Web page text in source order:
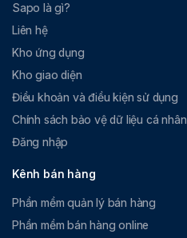
Sapo là gì?
Liên hệ
Kho ứng dụng
Kho giao diện
Điều khoản và điều kiện sử dụng
Chính sách bảo vệ dữ liệu cá nhân
Đăng nhập
Kênh bán hàng
Phần mềm quản lý bán hàng
Phần mềm bán hàng online